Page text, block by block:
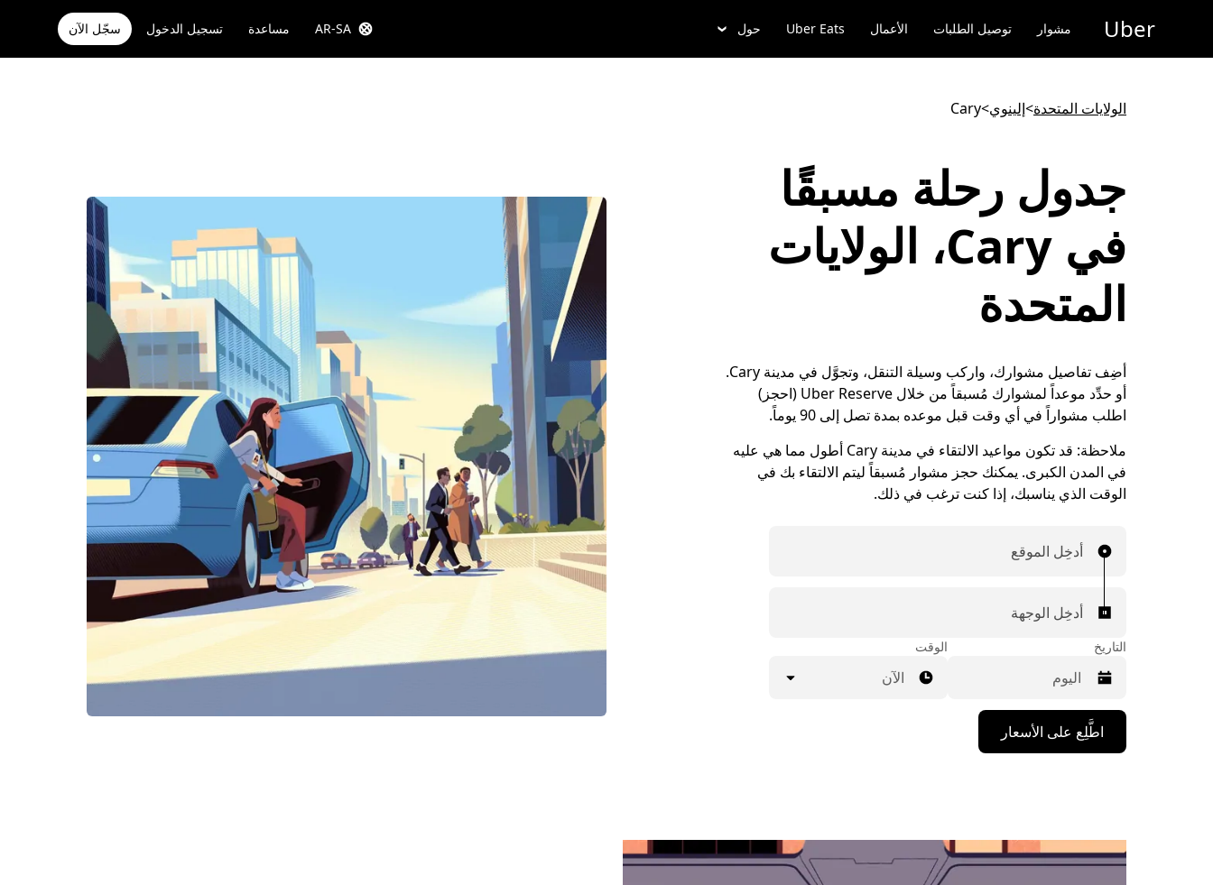
المحتوى
Uber مشوار توصيل الطلبات الأعمال Uber Eats حول AR-SA مساعدة تسجيل الدخول سجّل الآن
الولايات المتحدة>إلينوي>
Cary
جدول رحلة مسبقًا
في Cary، الولايات
المتحدة
أضِف تفاصيل مشوارك، واركب وسيلة التنقل، وتجوَّل في مدينة Cary.
أو حدِّد موعداً لمشوارك مُسبقاً من خلال Uber Reserve (احجز)
اطلب مشواراً في أي وقت قبل موعده بمدة تصل إلى 90 يوماً.
ملاحظة:
قد تكون مواعيد الالتقاء في مدينة Cary أطول مما هي عليه
في المدن الكبرى. يمكنك حجز مشوار مُسبقاً ليتم الالتقاء بك في
الوقت الذي يناسبك، إذا كنت ترغب في ذلك.
أدخِل الموقع
أدخِل الوجهة
التاريخ
اضغط
على
مفتاح
التقويم
واختيار
الوقت
الآن
اطَّلِع على الأسعار